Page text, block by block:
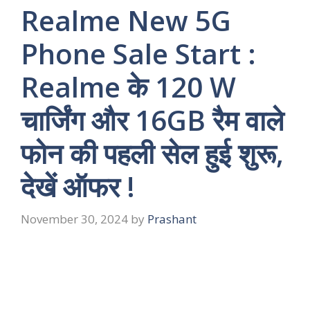
Realme New 5G
Phone Sale Start :
Realme के 120 W
चार्जिंग और 16GB रैम वाले
फोन की पहली सेल हुई शुरू,
देखें ऑफर !
November 30, 2024 by Prashant